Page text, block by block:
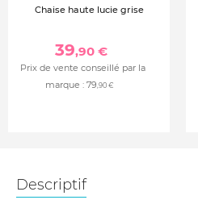
Chaise haute lucie grise
39,90 €
Prix de vente conseillé par la
marque : 79,90 €
Descriptif